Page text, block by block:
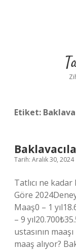
Etiket:
Tarih: Aralık 30, 2024
Tatlıcı ne kadar
Göre
Maaş0 – 1
– 9
ustasının
maaş alıyor?